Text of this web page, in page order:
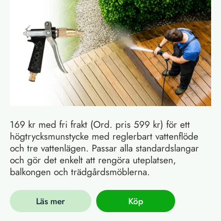
169 kr med fri frakt (Ord. pris 599 kr) för ett
högtrycksmunstycke med reglerbart vattenflöde
och tre vattenlägen. Passar alla standardslangar
och gör det enkelt att rengöra uteplatsen,
balkongen och trädgårdsmöblerna.
Läs mer Köp